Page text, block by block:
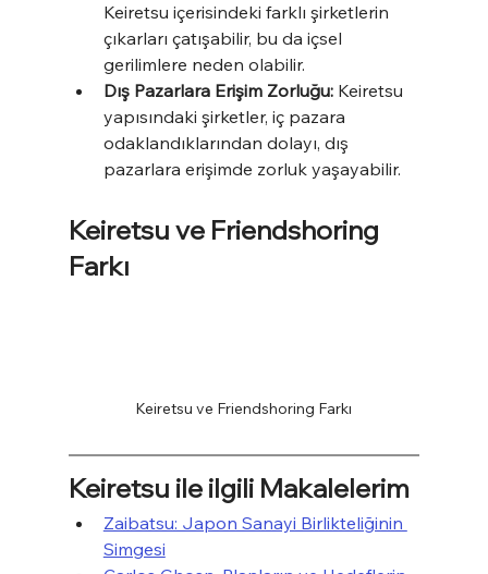
Keiretsu içerisindeki farklı şirketlerin
çıkarları çatışabilir, bu da içsel
gerilimlere neden olabilir.
Dış Pazarlara Erişim Zorluğu: Keiretsu
yapısındaki şirketler, iç pazara
odaklandıklarından dolayı, dış
pazarlara erişimde zorluk yaşayabilir.
Keiretsu ve Friendshoring
Farkı
Keiretsu ve Friendshoring Farkı
Keiretsu ile ilgili Makalelerim
Zaibatsu: Japon Sanayi Birlikteliğinin
Simgesi